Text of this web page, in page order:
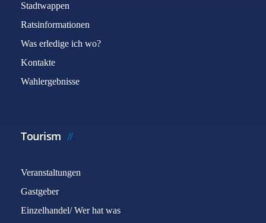
Stadtwappen
Ratsinformationen
Was erledige ich wo?
Kontakte
Wahlergebnisse
Tourism
Veranstaltungen
Gastgeber
Einzelhandel/ Wer hat was